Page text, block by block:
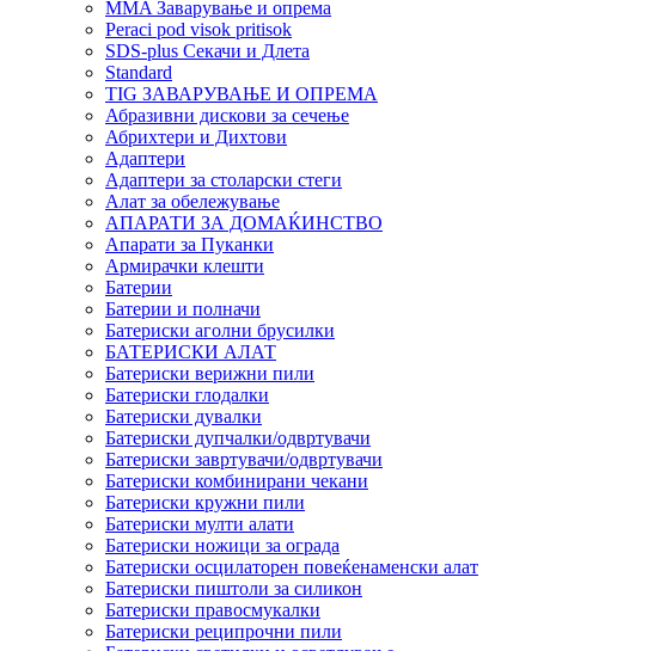
MMA Заварување и опрема
Peraci pod visok pritisok
SDS-plus Секачи и Длета
Standard
TIG ЗАВАРУВАЊЕ И ОПРЕМА
Абразивни дискови за сечење
Абрихтери и Дихтови
Адаптери
Адаптери за столарски стеги
Алат за обележување
АПАРАТИ ЗА ДОМАЌИНСТВО
Апарати за Пуканки
Армирачки клешти
Батерии
Батерии и полначи
Батериски аголни брусилки
БАТЕРИСКИ АЛАТ
Батериски верижни пили
Батериски глодалки
Батериски дувалки
Батериски дупчалки/одвртувачи
Батериски завртувачи/одвртувачи
Батериски комбинирани чекани
Батериски кружни пили
Батериски мулти алати
Батериски ножици за ограда
Батериски осцилаторен повеќенаменски алат
Батериски пиштоли за силикон
Батериски правосмукалки
Батериски реципрочни пили